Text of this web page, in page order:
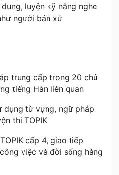
luyện kỹ năng nghe
người bản xứ
trung cấp trong 20 chủ
tiếng Hàn liên quan
dụng từ vựng, ngữ pháp,
thi TOPIK
cấp 4, giao tiếp
việc và đời sống hàng